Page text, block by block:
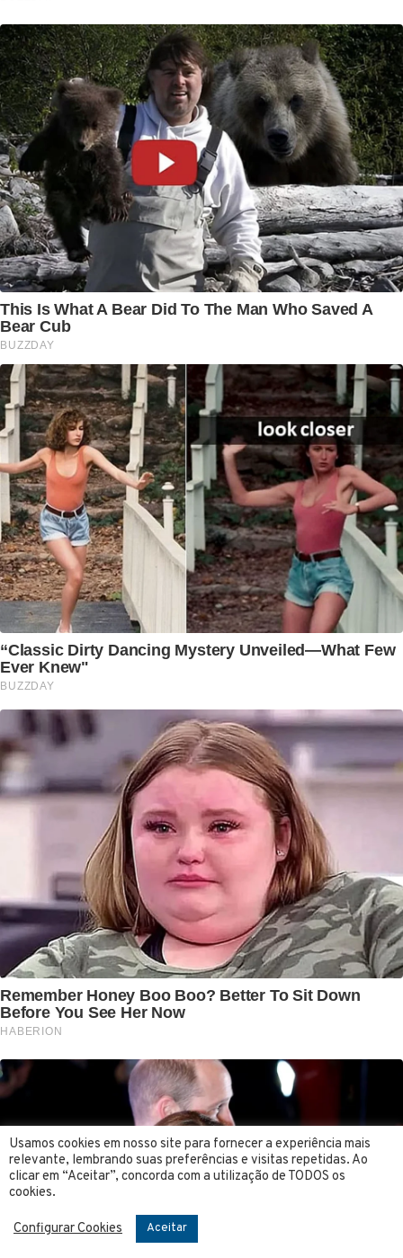
Usamos cookies em nosso site para fornecer a experiência mais
relevante, lembrando suas preferências e visitas repetidas. Ao
clicar em “Aceitar”, concorda com a utilização de TODOS os
cookies.
Configurar Cookies Aceitar